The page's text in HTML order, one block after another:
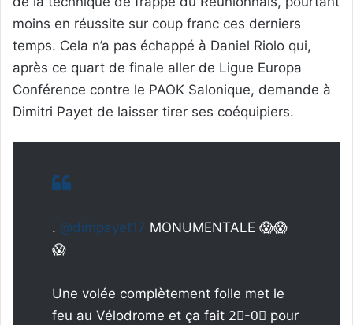
moins en réussite sur coup franc ces derniers
temps. Cela n’a pas échappé à Daniel Riolo qui,
après ce quart de finale aller de Ligue Europa
Conférence contre le PAOK Salonique, demande à
Dimitri Payet de laisser tirer ses coéquipiers.
. @dimpayet17 MONUMENTALE 😱😱
😱
Une volée complètement folle met le
feu au Vélodrome et ça fait 2⃣-0⃣ pour